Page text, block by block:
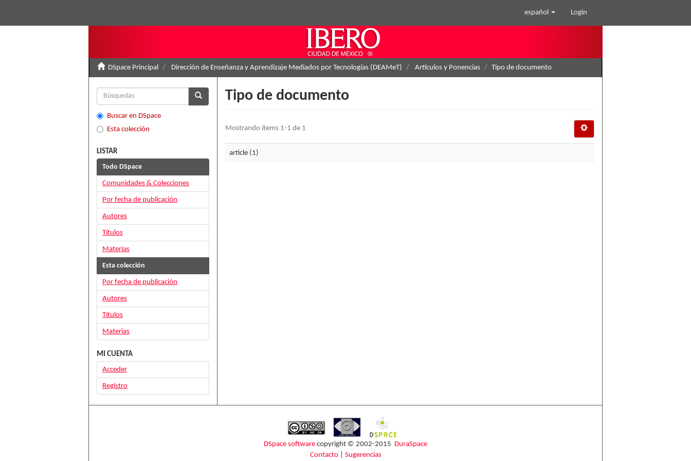
español Login
DSpace Principal Dirección de Enseñanza y Aprendizaje Mediados por Tecnologías (DEAMeT) Artículos y Ponencias Tipo de documento
Tipo de documento
Mostrando ítems 1-1 de 1
article (1)
Buscar en DSpace
Esta colección
LISTAR
Todo DSpace
Comunidades & Colecciones
Por fecha de publicación
Autores
Títulos
Materias
Esta colección
Por fecha de publicación
Autores
Títulos
Materias
MI CUENTA
Acceder
Registro
DSpace software copyright © 2002-2015 DuraSpace
Contacto| Sugerencias